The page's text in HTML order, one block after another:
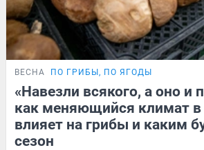
ВЕСНА ПО ГРИБЫ, ПО ЯГОДЫ
«Навезли всякого, а оно и
как меняющийся климат в
влияет на грибы и каким
сезон